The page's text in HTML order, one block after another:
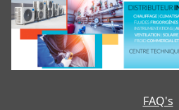
FAQ's